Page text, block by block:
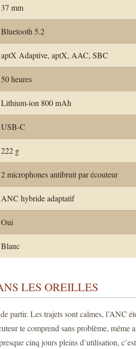
37 mm
Bluetooth 5.2
aptX Adaptive, aptX, AAC, SBC
50 heures
Lithium-ion 800 mAh
USB-C
222 g
2 microphones antibruit par écouteur
ANC hybride adaptatif
Oui
Blanc
LES OREILLES
partir. Les trajets sont calmes,
te comprend sans problème,
cinq jours pleins d’utilisation,